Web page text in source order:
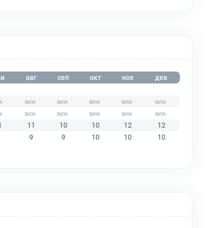
авг сеп окт ное дек
11 10 10 12
12
9
9 10 10 10